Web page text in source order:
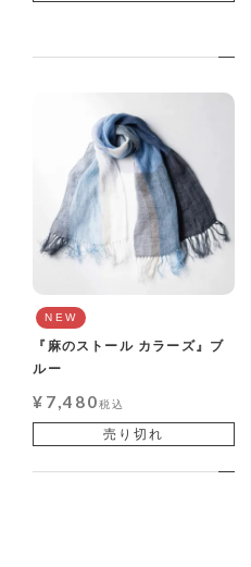
NEW
『麻のストール カラーズ』ブ
ルー
¥ 7,480税込
売り切れ